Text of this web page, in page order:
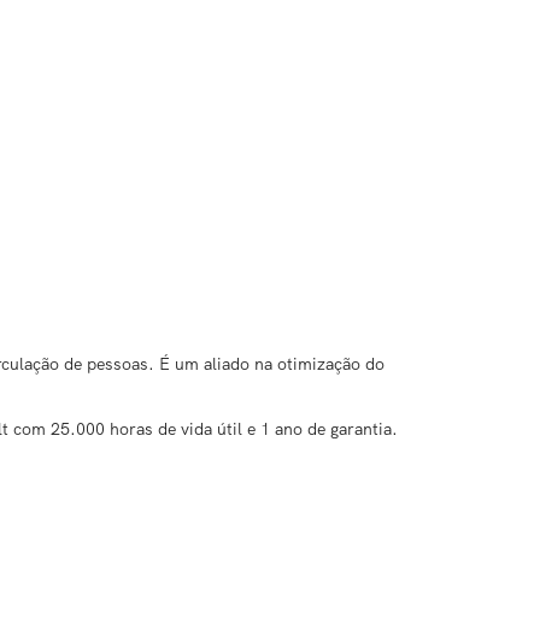
de pessoas. É um aliado na otimização do
25.000 horas de vida útil e 1 ano de garantia.